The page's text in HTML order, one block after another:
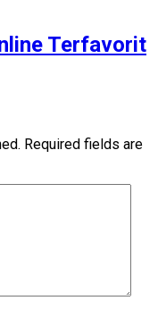
Terfavorit
Required fields are